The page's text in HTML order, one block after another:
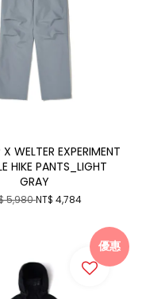
WELTER EXPERIMENT
HIKE PANTS_LIGHT
GRAY
5,980NT$ 4,784
優惠